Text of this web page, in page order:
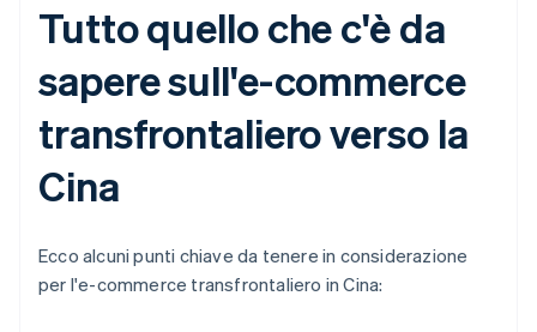
Tutto quello che c'è da
sapere sull'e-commerce
transfrontaliero verso la
Cina
Ecco alcuni punti chiave da tenere in considerazione
per l'e-commerce transfrontaliero in Cina: